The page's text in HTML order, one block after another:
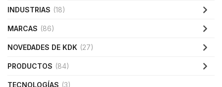
INDUSTRIAS (18)
MARCAS (86)
NOVEDADES DE KDK (27)
PRODUCTOS (84)
TECNOLOGÍAS (3)